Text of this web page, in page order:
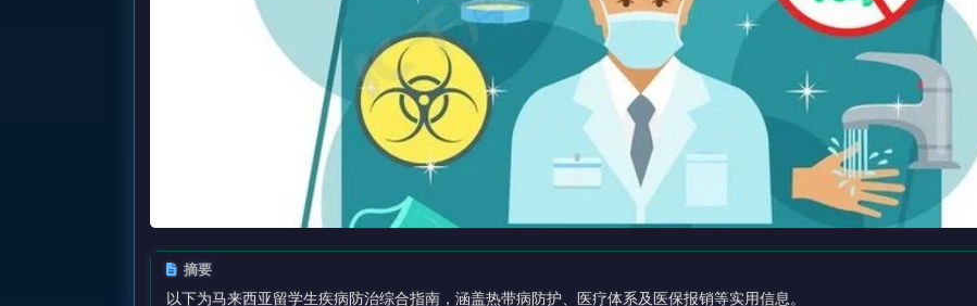
摘要
以下为马来西亚留学生疾病防治综合指南，涵盖热带病防护、医疗体系及医保报销等实用信息。